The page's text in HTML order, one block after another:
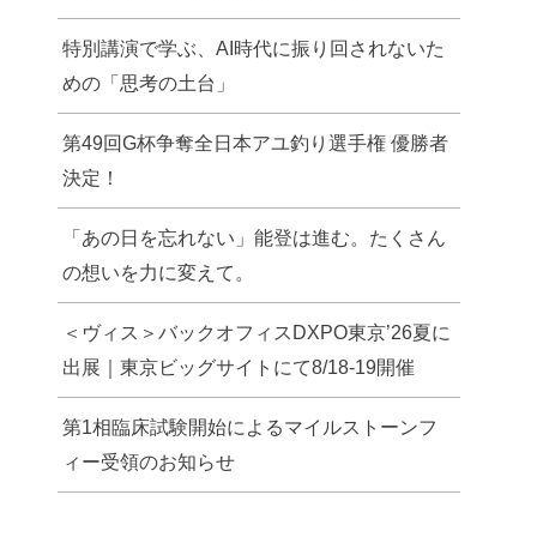
特別講演で学ぶ、AI時代に振り回されないた
めの「思考の土台」
第49回G杯争奪全日本アユ釣り選手権 優勝者
決定！
「あの日を忘れない」能登は進む。たくさん
の想いを力に変えて。
＜ヴィス＞バックオフィスDXPO東京’26夏に
出展｜東京ビッグサイトにて8/18-19開催
第1相臨床試験開始によるマイルストーンフ
ィー受領のお知らせ